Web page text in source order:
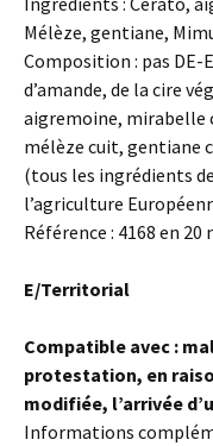
Mélèze, gentiane,
Composition : pas DE-
d’amande, de la cire
aigremoine, mirabelle
mélèze cuit, gentiane
(tous les ingrédients
l’agriculture
Référence : 4168 en 20
E/Territorial
Compatible avec :
protestation, en
modifiée, l’arrivée
Informations